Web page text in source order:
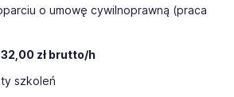
o umowę cywilnoprawną (praca
32,00 zł brutto/h
szkoleń